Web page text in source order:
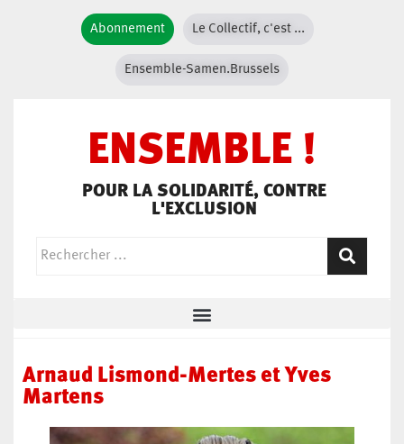
Abonnement Le Collectif, c'est ...
Ensemble-Samen.Brussels
ENSEMBLE !
POUR LA SOLIDARITÉ, CONTRE
L'EXCLUSION
Arnaud Lismond-Mertes et Yves
Martens